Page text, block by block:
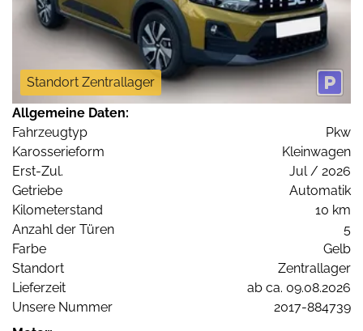
Standort Zentrallager
Allgemeine Daten:
Fahrzeugtyp
Pkw
Karosserieform
Kleinwagen
Erst-Zul.
Jul / 2026
Getriebe
Automatik
Kilometerstand
10 km
Anzahl der Türen
5
Farbe
Gelb
Standort
Zentrallager
Lieferzeit
ab ca. 09.08.2026
Unsere Nummer
2017-884739